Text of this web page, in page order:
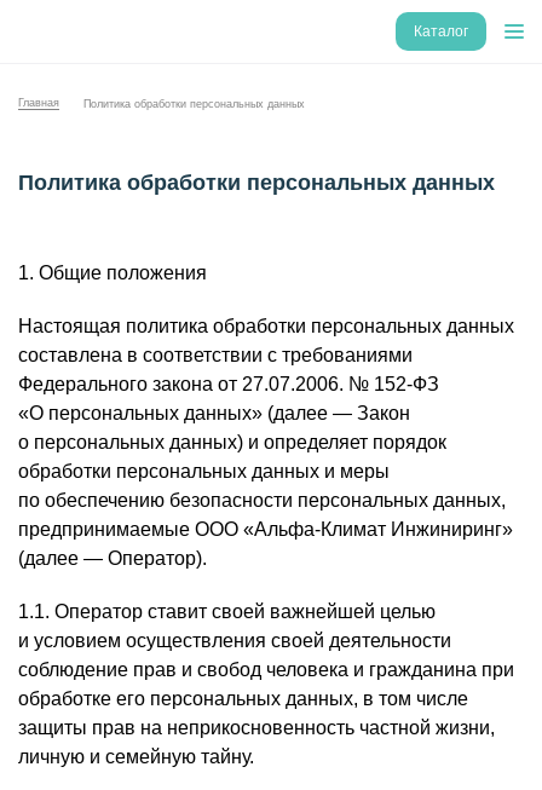
Каталог
Главная Политика обработки персональных данных
Политика обработки персональных данных
1. Общие положения
Настоящая политика обработки персональных данных
составлена в соответствии с требованиями
Федерального закона от 27.07.2006. № 152-ФЗ
«О персональных данных» (далее — Закон
о персональных данных) и определяет порядок
обработки персональных данных и меры
по обеспечению безопасности персональных данных,
предпринимаемые ООО «Альфа-Климат Инжиниринг»
(далее — Оператор).
1.1. Оператор ставит своей важнейшей целью
и условием осуществления своей деятельности
соблюдение прав и свобод человека и гражданина при
обработке его персональных данных, в том числе
защиты прав на неприкосновенность частной жизни,
личную и семейную тайну.